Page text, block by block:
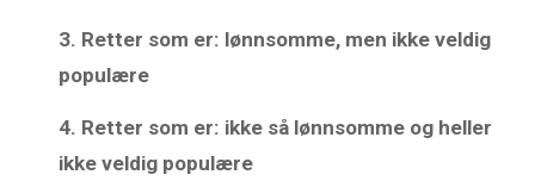
3. Retter som er: lønnsomme, men ikke veldig
populære
4. Retter som er: ikke så lønnsomme og heller
ikke veldig populære